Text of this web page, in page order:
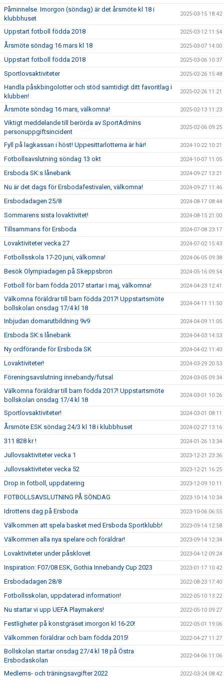
Påminnelse. Imorgon (söndag) är det årsmöte kl 18 i
klubbhuset
2025-03-15 18:42
Uppstart fotboll födda 2018 2025-03-12 11:54
Årsmöte söndag 16 mars kl 18 2025-03-07 14:00
Uppstart fotboll födda 2018 2025-03-06 10:37
Sportlovsaktiviteter 2025-02-26 15:48
Handla påskbingolotter och stöd samtidigt ditt favoritlag i
klubben!
2025-02-26 11:21
Årsmöte söndag 16 mars, välkomna! 2025-02-13 11:23
Viktigt meddelande till berörda av SportAdmins
personuppgiftsincident
2025-02-06 09:25
Fyll på lagkassan i höst! Uppesittarlotterna är här! 2024-10-22 10:21
Fotbollsavslutning söndag 13 okt 2024-10-07 11:05
Ersboda SK:s lånebank 2024-09-27 13:21
Nu är det dags för Ersbodafestivalen, välkomna! 2024-09-27 11:46
Ersbodadagen 25/8 2024-08-17 08:44
Sommarens sista lovaktivitet! 2024-08-15 21:00
Tillsammans för Ersboda 2024-07-08 23:17
Lovaktiviteter vecka 27 2024-07-02 15:43
Fotbollsskola 17-20 juni, välkomna! 2024-06-05 09:38
Besök Olympiadagen på Skeppsbron 2024-05-16 09:54
Fotboll för barn födda 2017 startar i maj, välkomna! 2024-04-23 12:41
Välkomna föräldrar till barn födda 2017! Uppstartsmöte
bollskolan onsdag 17/4 kl 18
2024-04-11 11:50
Inbjudan domarutbildning 9v9 2024-04-09 11:05
Ersboda SK:s lånebank 2024-04-03 14:53
Ny ordförande för Ersboda SK 2024-04-02 11:40
Lovaktiviteter! 2024-03-29 20:53
Föreningsavslutning innebandy/futsal 2024-03-05 09:34
Välkomna föräldrar till barn födda 2017! Uppstartsmöte
bollskolan onsdag 17/4 kl 18
2024-03-01 10:26
Sportlovsaktiviteter! 2024-03-01 08:11
Årsmöte ESK söndag 24/3 kl 18 i klubbhuset 2024-02-27 13:16
311 828 kr ! 2024-01-26 13:34
Jullovsaktiviteter vecka 1 2023-12-21 23:36
Jullovsaktiviteter vecka 52 2023-12-21 16:25
Drop in fotboll, uppdatering 2023-12-09 10:11
FOTBOLLSAVSLUTNING PÅ SÖNDAG 2023-10-14 10:34
Idrottens dag på Ersboda 2023-10-06 06:55
Välkommen att spela basket med Ersboda Sportklubb! 2023-09-14 12:58
Välkommen alla nya spelare och föräldrar! 2023-09-14 12:34
Lovaktiviteter under påsklovet 2023-04-12 09:24
Inspiration: F07/08 ESK, Gothia Innebandy Cup 2023 2023-01-17 10:42
Ersbodadagen 28/8 2022-08-23 17:40
Fotbollsskolan, uppdaterad information! 2022-05-10 13:22
Nu startar vi upp UEFA Playmakers! 2022-05-10 09:27
Festligheter på konstgräset imorgon kl 16-20! 2022-05-01 19:06
Välkommen föräldrar och barn födda 2015! 2022-04-27 11:27
Bollskolan startar onsdag 27/4 kl 18 på Östra
Ersbodaskolan
2022-04-06 11:06
Medlems- och träningsavgifter 2022 2022-03-24 08:42